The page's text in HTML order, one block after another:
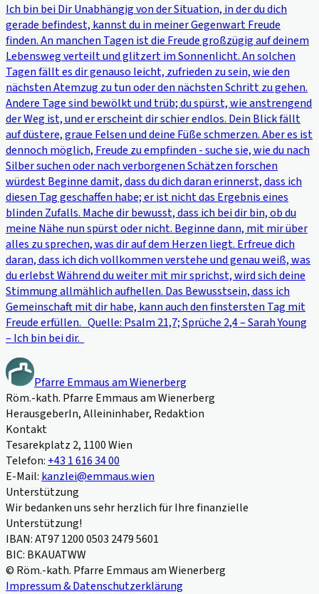
Ich bin bei Dir Unabhängig von der Situation, in der du dich
gerade befindest, kannst du in meiner Gegenwart Freude
finden. An manchen Tagen ist die Freude großzügig auf deinem
Lebensweg verteilt und glitzert im Sonnenlicht. An solchen
Tagen fällt es dir genauso leicht, zufrieden zu sein, wie den
nächsten Atemzug zu tun oder den nächsten Schritt zu gehen.
Andere Tage sind bewölkt und trüb; du spürst, wie anstrengend
der Weg ist, und er erscheint dir schier endlos. Dein Blick fällt
auf düstere, graue Felsen und deine Füße schmerzen. Aber es ist
dennoch möglich, Freude zu empfinden - suche sie, wie du nach
Silber suchen oder nach verborgenen Schätzen forschen
würdest Beginne damit, dass du dich daran erinnerst, dass ich
diesen Tag geschaffen habe; er ist nicht das Ergebnis eines
blinden Zufalls. Mache dir bewusst, dass ich bei dir bin, ob du
meine Nähe nun spürst oder nicht. Beginne dann, mit mir über
alles zu sprechen, was dir auf dem Herzen liegt. Erfreue dich
daran, dass ich dich vollkommen verstehe und genau weiß, was
du erlebst Während du weiter mit mir sprichst, wird sich deine
Stimmung allmählich aufhellen. Das Bewusstsein, dass ich
Gemeinschaft mit dir habe, kann auch den finstersten Tag mit
Freude erfüllen. Quelle: Psalm 21,7; Sprüche 2,4 – Sarah Young
– Ich bin bei dir.
Pfarre Emmaus am Wienerberg
Röm.-kath. Pfarre Emmaus am Wienerberg
HerausgeberIn, Alleininhaber, Redaktion
Kontakt
Tesarekplatz 2, 1100 Wien
Telefon: +43 1 616 34 00
E-Mail: kanzlei@emmaus.wien
Unterstützung
Wir bedanken uns sehr herzlich für Ihre finanzielle
Unterstützung!
IBAN: AT97 1200 0503 2479 5601
BIC: BKAUATWW
© Röm.-kath. Pfarre Emmaus am Wienerberg
Impressum & Datenschutzerklärung